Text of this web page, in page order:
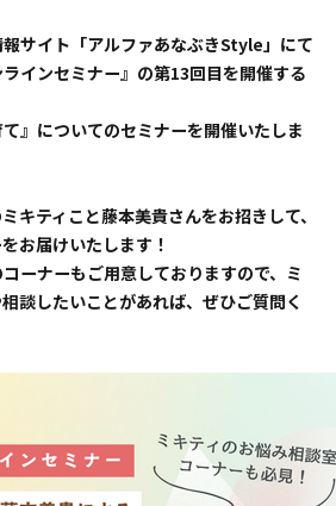
サイト「アルファあなぶきStyle」にて
ラインセミナー』の第13回目を開催する
』についてのセミナーを開催いたしま
キティこと藤本美貴さんをお招きして、
お届けいたします！
ーナーもご用意しておりますので、ミ
談したいことがあれば、ぜひご質問く